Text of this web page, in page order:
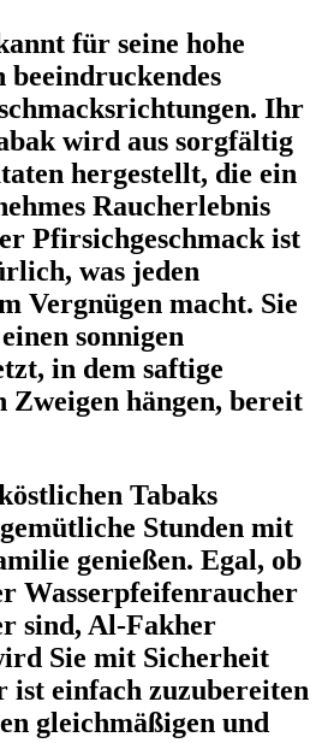
für seine hohe
Ihr
wird aus sorgfältig
hergestellt, die ein
Raucherlebnis
Pfirsichgeschmack ist
was jeden
Vergnügen macht. Sie
sonnigen
in dem saftige
Zweigen hängen, bereit
Tabaks
Stunden mit
genießen. Egal, ob
Wasserpfeifenraucher
sind, Al-Fakher
Sie mit Sicherheit
ist einfach zuzubereiten
gleichmäßigen und